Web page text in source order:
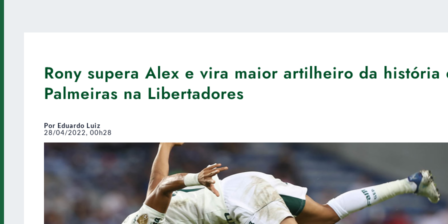
Rony supera Alex e vira maior artilheiro da história
Palmeiras na Libertadores
Por Eduardo Luiz
28/04/2022, 00h28